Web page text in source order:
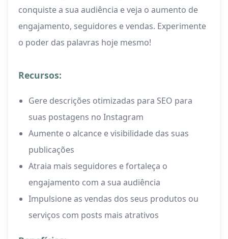
conquiste a sua audiência e veja o aumento de
engajamento, seguidores e vendas. Experimente
o poder das palavras hoje mesmo!
Recursos:
Gere descrições otimizadas para SEO para
suas postagens no Instagram
Aumente o alcance e visibilidade das suas
publicações
Atraia mais seguidores e fortaleça o
engajamento com a sua audiência
Impulsione as vendas dos seus produtos ou
serviços com posts mais atrativos